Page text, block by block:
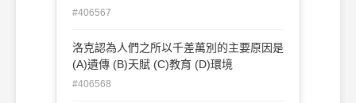
校 (D)堂區學校
#406567
洛克認為人們之所以千差萬別的主要原因是
(A)遺傳 (B)天賦 (C)教育 (D)環境
#406568